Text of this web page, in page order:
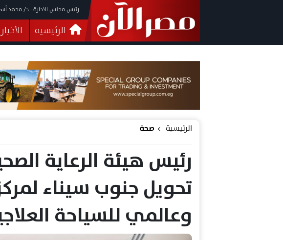
رئيس مجلس الادارة : د/ محمد
الرئيسيه الأخبار
فيديوهات
البرلمان
الرئيسية صحة
رئيس هيئة الرعاية
تحويل جنوب سيناء
وعالمي للسياحة